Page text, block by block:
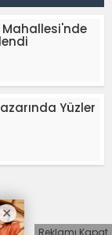
Yüzler
Reklamı Kapat